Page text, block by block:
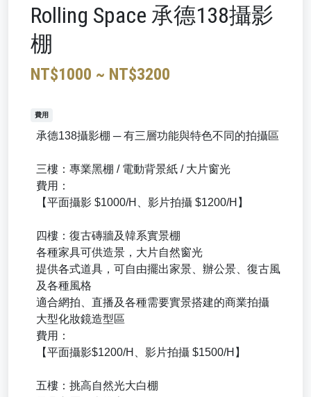
Rolling Space 承德138攝影
棚
NT$1000 ~ NT$3200
費用
承德138攝影棚 ─ 有三層功能與特色不同的拍攝區
三樓：專業黑棚 / 電動背景紙 / 大片窗光
費用：
【平面攝影 $1000/H、影片拍攝 $1200/H】
四樓：復古磚牆及韓系實景棚
各種家具可供造景，大片自然窗光
提供各式道具，可自由擺出家景、辦公景、復古風
及各種風格
適合網拍、直播及各種需要實景搭建的商業拍攝
大型化妝鏡造型區
費用：
【平面攝影$1200/H、影片拍攝 $1500/H】
五樓：挑高自然光大白棚